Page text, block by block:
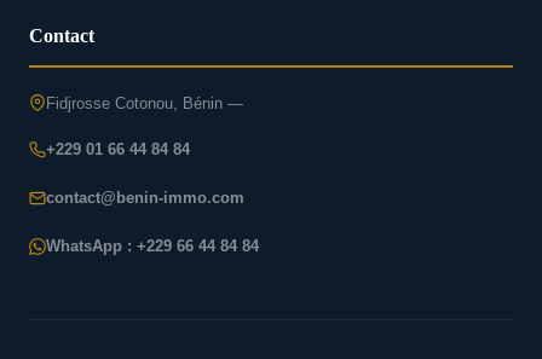
Contact
Fidjrosse Cotonou, Bénin —
+229 01 66 44 84 84
contact@benin-immo.com
WhatsApp : +229 66 44 84 84